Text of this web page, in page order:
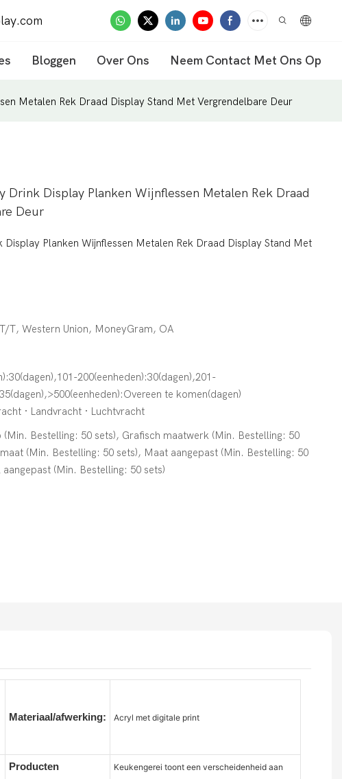
Bloggen Over Ons Neem Contact Met Ons Op
Metalen Rek Draad Display Stand Met Vergrendelbare Deur
Drink Display Planken Wijnflessen Metalen Rek Draad
Deur
Planken Wijnflessen Metalen Rek Draad Display Stand Met
T, Western Union, MoneyGram, OA
200(eenheden):30(dagen),201-
te komen(dagen)
· Landvracht · Luchtvracht
(Min. Bestelling: 50 sets), Grafisch maatwerk (Min. Bestelling: 50
(Min. Bestelling: 50 sets), Maat aangepast (Min. Bestelling: 50
(Min. Bestelling: 50 sets)
Materiaal/afwerking: Acryl met digitale print
Producten
Keukengerei toont een verscheidenheid aan